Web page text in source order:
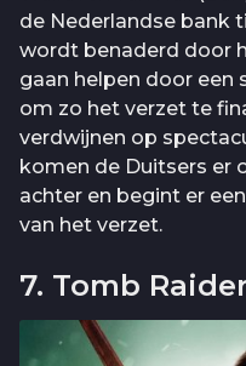
de Nederlandse bank
wordt benaderd door
gaan helpen door een
om zo het verzet te
verdwijnen op
komen de Duitsers er
achter en begint er
van het verzet.
7. Tomb